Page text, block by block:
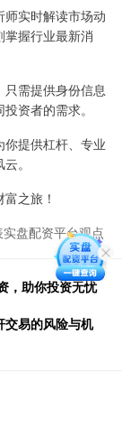
实时解读市场动
握行业最新消
需提供身份信息
资者的需求。
提供杠杆、专业
。
之旅！
盘配资平台观点
，助你投资无忧
交易的风险与机